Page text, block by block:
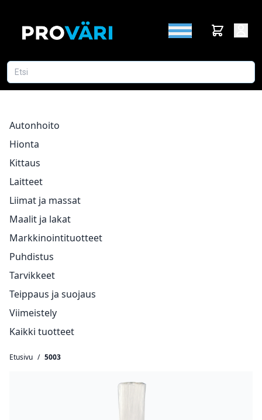
Autonhoito
Hionta
Kittaus
Laitteet
Liimat ja massat
Maalit ja lakat
Markkinointituotteet
Puhdistus
Tarvikkeet
Teippaus ja suojaus
Viimeistely
Kaikki tuotteet
Etusivu / 5003